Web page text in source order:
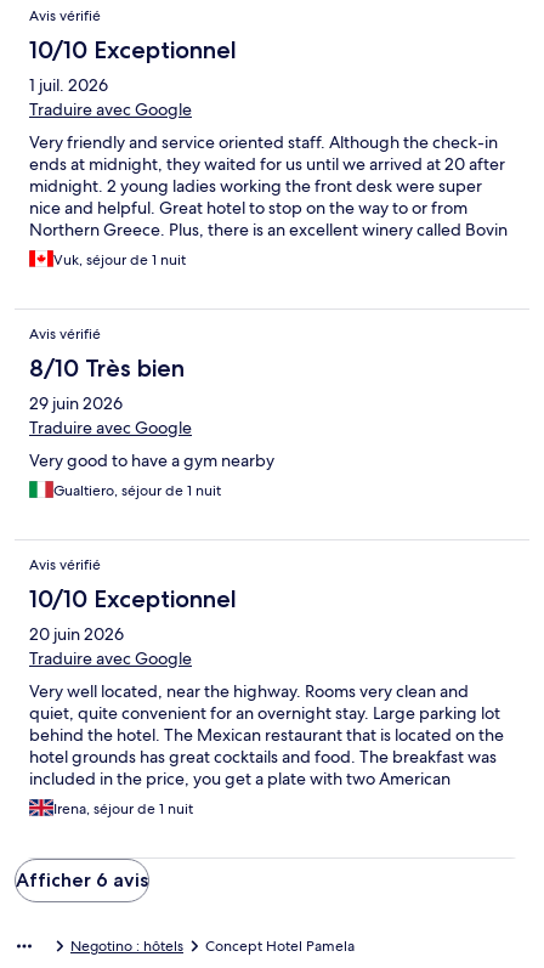
Avis vérifié
10/10 Exceptionnel
1 juil. 2026
Traduire avec Google
Very friendly and service oriented staff. Although the check-in
ends at midnight, they waited for us until we arrived at 20 after
midnight. 2 young ladies working the front desk were super
nice and helpful. Great hotel to stop on the way to or from
Northern Greece. Plus, there is an excellent winery called Bovin
in the vicinity.
Vuk, séjour de 1 nuit
Avis vérifié
8/10 Très bien
29 juin 2026
Traduire avec Google
Very good to have a gym nearby
Gualtiero, séjour de 1 nuit
Avis vérifié
10/10 Exceptionnel
20 juin 2026
Traduire avec Google
Very well located, near the highway. Rooms very clean and
quiet, quite convenient for an overnight stay. Large parking lot
behind the hotel. The Mexican restaurant that is located on the
hotel grounds has great cocktails and food. The breakfast was
included in the price, you get a plate with two American
pancakes, some ham and cheese, jam and butter, and you can
refill afterwards from a table inside the restaurant.
Irena, séjour de 1 nuit
Afficher 6 avis
Negotino : hôtels Concept Hotel Pamela